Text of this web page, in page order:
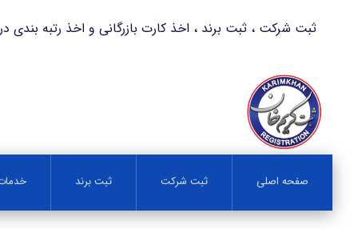
ثبت شرکت ، ثبت برند ، اخذ کارت بازرگانی و اخذ رتبه بندی در کمترین
صفحه اصلی ثبت شرکت ثبت برند